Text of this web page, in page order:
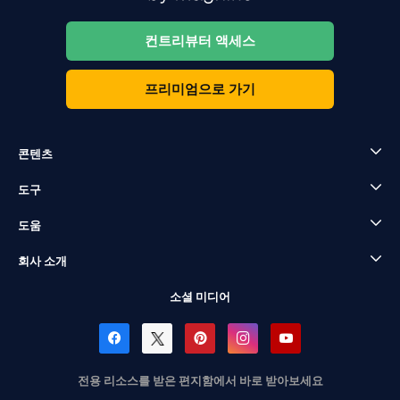
컨트리뷰터 액세스
프리미엄으로 가기
콘텐츠
도구
도움
회사 소개
소셜 미디어
전용 리소스를 받은 편지함에서 바로 받아보세요